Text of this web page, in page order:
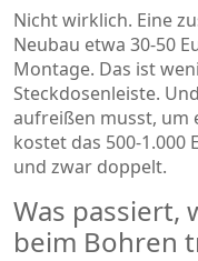
Nicht wirklich. Eine
Neubau etwa 30-50
Montage. Das ist
Steckdosenleiste.
aufreißen musst, um
kostet das 500-1.000
und zwar doppelt.
Was passiert,
beim Bohren